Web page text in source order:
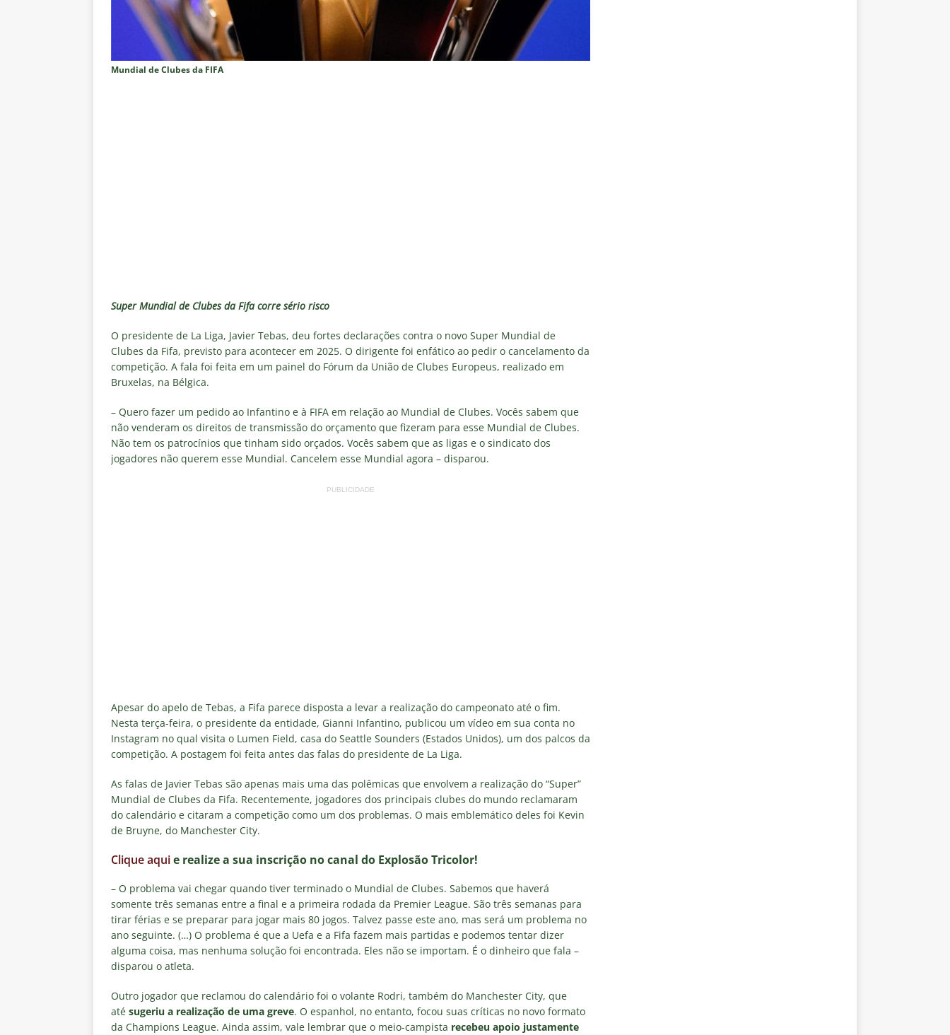
Rivadavia
[ 7 de agosto de 2026 ]
Urgente: Fluminense revela resultados dos exames de John Kennedy
NOTÍCIAS
[ 7 de agosto de 2026 ] ALERTA DEMOCRÁTICO: Especulações sobre “candidato tampão” no
Fluminense revelam toxicidade política e acendem sinal vermelho para fraude eleitoral
COLUNAS
[ 7 de agosto de 2026 ] Botafogo x Fluminense: onde assistir ao vivo, horário e escalações do
clássico decisivo pelo Brasileirão Feminino
NOTÍCIAS
[ 7 de agosto de 2026 ] Fluminense fecha sede social às pressas nesta sexta-feira; saiba o motivo
Mundial de Clubes da FIFA
Super Mundial de Clubes da Fifa corre sério risco
O presidente de La Liga, Javier Tebas, deu fortes declarações contra o novo Super Mundial de
Clubes da Fifa, previsto para acontecer em 2025. O dirigente foi enfático ao pedir o cancelamento da
competição. A fala foi feita em um painel do Fórum da União de Clubes Europeus, realizado em
Bruxelas, na Bélgica.
– Quero fazer um pedido ao Infantino e à FIFA em relação ao Mundial de Clubes. Vocês sabem que
não venderam os direitos de transmissão do orçamento que fizeram para esse Mundial de Clubes.
Não tem os patrocínios que tinham sido orçados. Vocês sabem que as ligas e o sindicato dos
jogadores não querem esse Mundial. Cancelem esse Mundial agora – disparou.
PUBLICIDADE
Apesar do apelo de Tebas, a Fifa parece disposta a levar a realização do campeonato até o fim.
Nesta terça-feira, o presidente da entidade, Gianni Infantino, publicou um vídeo em sua conta no
Instagram no qual visita o Lumen Field, casa do Seattle Sounders (Estados Unidos), um dos palcos da
competição. A postagem foi feita antes das falas do presidente de La Liga.
As falas de Javier Tebas são apenas mais uma das polêmicas que envolvem a realização do “Super”
Mundial de Clubes da Fifa. Recentemente, jogadores dos principais clubes do mundo reclamaram
do calendário e citaram a competição como um dos problemas. O mais emblemático deles foi Kevin
de Bruyne, do Manchester City.
Clique aquie realize a sua inscrição no canal do Explosão Tricolor!
– O problema vai chegar quando tiver terminado o Mundial de Clubes. Sabemos que haverá
somente três semanas entre a final e a primeira rodada da Premier League. São três semanas para
tirar férias e se preparar para jogar mais 80 jogos. Talvez passe este ano, mas será um problema no
ano seguinte. (…) O problema é que a Uefa e a Fifa fazem mais partidas e podemos tentar dizer
alguma coisa, mas nenhuma solução foi encontrada. Eles não se importam. É o dinheiro que fala –
disparou o atleta.
Outro jogador que reclamou do calendário foi o volante Rodri, também do Manchester City, que
até sugeriu a realização de uma greve. O espanhol, no entanto, focou suas críticas no novo formato
da Champions League. Ainda assim, vale lembrar que o meio-campista recebeu apoio justamente